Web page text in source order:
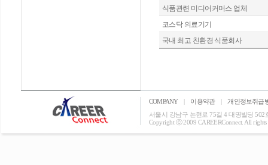
식품관련 미디어커머스 업체
코스닥 의료기기
국내 최고 친환경 식품회사
COMPANY | 이용약관 |
개인정보취급
서울시 강남구 논현로 75길 4 대명빌딩 502
Copyright ⓒ 2009 CAREERConnect. All rights